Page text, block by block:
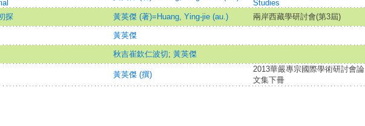
Studies
探 黃英傑 (著)=Huang, Ying-jie (au.) 兩岸西藏學研討會(第3屆)
黃英傑
秋吉崔欽仁波切; 黃英傑
黃英傑 (撰)
2013華嚴專宗國際學術研討會論
文集下冊